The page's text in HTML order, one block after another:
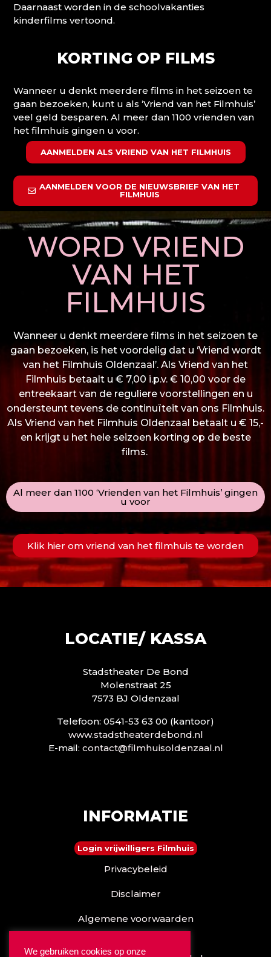
Daarnaast worden in de schoolvakanties
kinderfilms vertoond.
KORTING OP FILMS
Wanneer u denkt meerdere films in het seizoen te
gaan bezoeken, kunt u als ‘Vriend van het Filmhuis’
veel geld besparen. Al meer dan 1100 vrienden van
het filmhuis gingen u voor.
AANMELDEN ALS VRIEND VAN HET FILMHUIS
AANMELDEN VOOR DE NIEUWSBRIEF VAN HET
FILMHUIS
WORD VRIEND
VAN HET
FILMHUIS
Wanneer u denkt meerdere films in het seizoen te
gaan bezoeken, is het voordelig dat u ‘Vriend wordt
van het Filmhuis Oldenzaal’. Als Vriend van het
Filmhuis betaalt u € 7,00 i.p.v. € 10,00 voor de
entreekaart van de reguliere voorstellingen en u
ondersteunt tevens de continuïteit van ons Filmhuis.
Als Vriend van het Filmhuis Oldenzaal betaalt u € 15,-
en krijgt u het hele seizoen korting op de beste
films.
Al meer dan 1100 ‘Vrienden van het Filmhuis’ gingen
u voor
Klik hier om vriend van het filmhuis te worden
LOCATIE/ KASSA
Stadstheater De Bond
Molenstraat 25
7573 BJ Oldenzaal
Telefoon: 0541-53 63 00 (kantoor)
www.stadstheaterdebond.nl
E-mail: contact@filmhuisoldenzaal.nl
INFORMATIE
Login vrijwilligers Filmhuis
Privacybeleid
Disclaimer
Algemene voorwaarden
We gebruiken cookies op onze